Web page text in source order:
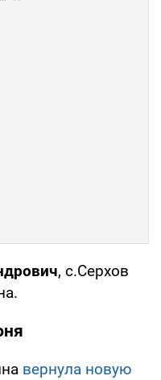
, с.Серхов
вернула новую